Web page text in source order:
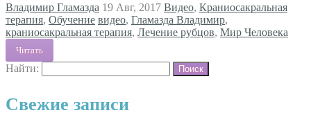
Владимир Гламазда 19 Авг, 2017 Видео, Краниосакральная
терапия, Обучение видео, Гламазда Владимир,
краниосакральная терапия, Лечение рубцов, Мир Человека
Читать
Найти:
Свежие записи